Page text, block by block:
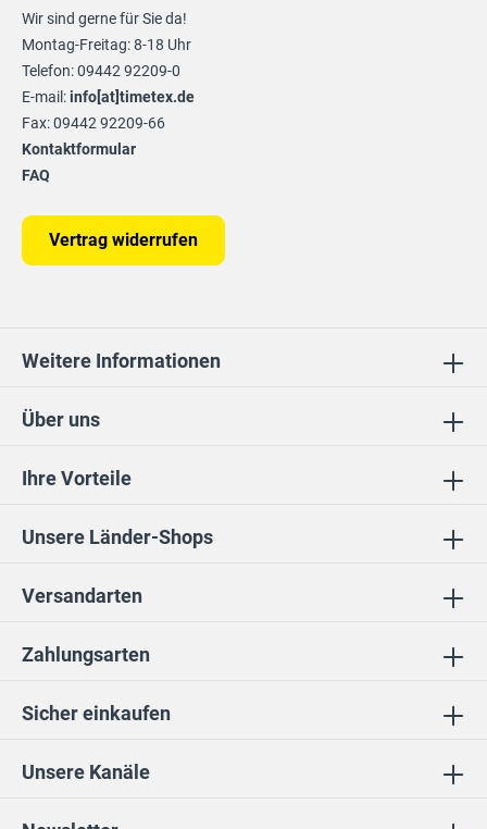
Unsere Kanäle
Ihre Vorteile
Unsere Länder-Shops
Sicher einkaufen
Über uns
Wir sind gerne für Sie da!
Montag-Freitag: 8-18 Uhr
Telefon: 09442 92209-0
E-mail:info[at]timetex.de
Fax: 09442 92209-66
Kontaktformular
FAQ
Vertrag widerrufen
Weitere Informationen
Zahlungsarten
Versandarten